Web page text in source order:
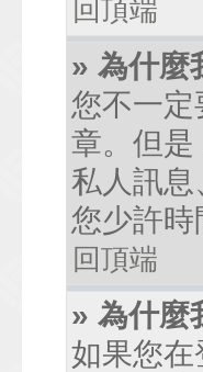
回頂端
» 為什麼
您不一
章。但
私人訊
您少許
回頂端
» 為什麼
如果您在